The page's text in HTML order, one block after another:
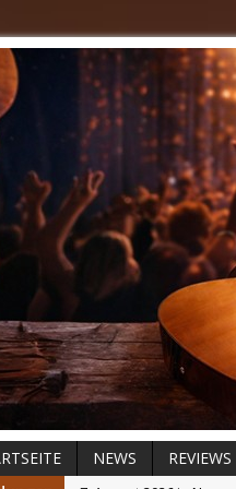
NEWS REVIEWS